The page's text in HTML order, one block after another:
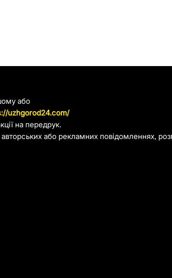
або
uzhgorod24.com/
на передрук.
або рекламних повідомленнях,